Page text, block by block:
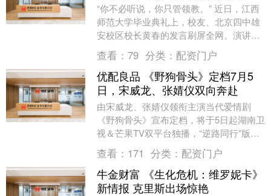
“你不必听说，你只管领教。” 近日，江西
师范大学毕业典礼上，校友、北京四中雄
安校区校长黄春的发言刷屏全网。演讲中
他讲起往事：曾有新生好奇他毕业于哪所
大学，听到“....
查看： 79 分类： 配资门户
优配良品 《野狗骨头》定档7月5
日，宋威龙、张婧仪双向奔赴
由宋威龙、张婧仪领衔主演当代爱情剧
《野狗骨头》宣布定档，将于5日起湖南卫
视＆芒果TV双平台独播，“逆路同行”版定
档预告与“紧紧相依”版定档海报同步释
出。该剧改编....
查看： 171 分类： 配资门户
牛金财富 《生化危机：维罗妮卡》
新情报 克里斯出场惊艳